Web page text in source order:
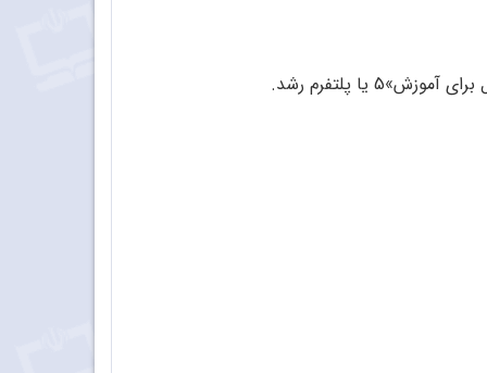
یا پلتفرم رشد.